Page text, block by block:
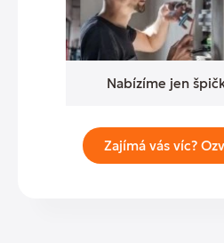
Nabízíme jen
Zajímá vás víc?